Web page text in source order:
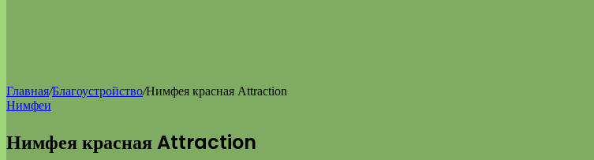
Главная/Благоустройство/Нимфея красная Attraction
Нимфеи
Нимфея красная Attraction